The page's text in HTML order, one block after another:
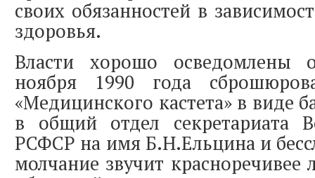
своих обязанностей в
здоровья.
Власти хорошо осведомлены
ноября 1990 года
«Медицинского кастета» в виде
в общий отдел секретариата
РСФСР на имя Б.Н.Ельцина и
молчание звучит